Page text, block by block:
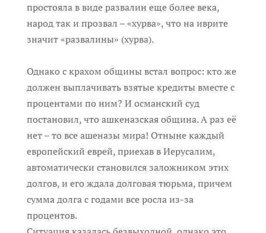
простояла в виде развалин еще более века,
народ так и прозвал – «хурва», что на иврите
значит «развалины» (хурва).
Однако с крахом общины встал вопрос: кто же
должен выплачивать взятые кредиты вместе с
процентами по ним? И османский суд
постановил, что ашкеназская община. А раз её
нет – то все ашеназы мира! Отныне каждый
европейский еврей, приехав в Иерусалим,
автоматически становился заложником этих
долгов, и его ждала долговая тюрьма, причем
сумма долга с годами все росла из-за
процентов.